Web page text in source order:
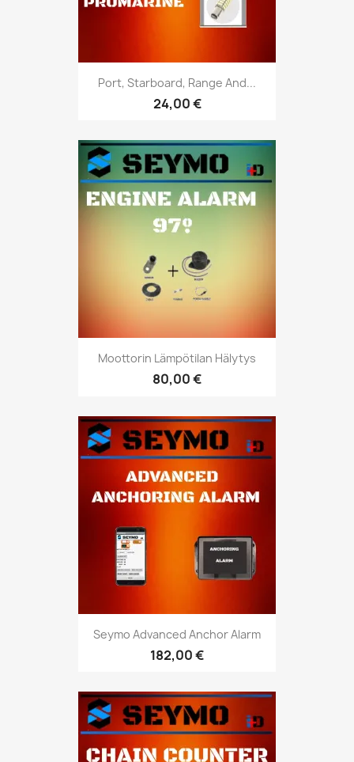
Port, Starboard, Range And...
24,00 €
Moottorin Lämpötilan Hälytys
80,00 €
Seymo Advanced Anchor Alarm
182,00 €